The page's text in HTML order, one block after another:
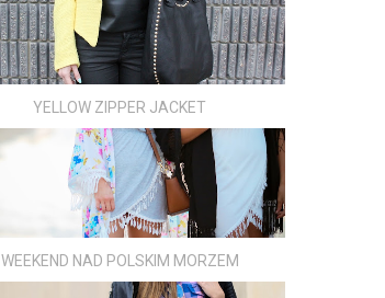
YELLOW ZIPPER JACKET
WEEKEND NAD POLSKIM MORZEM